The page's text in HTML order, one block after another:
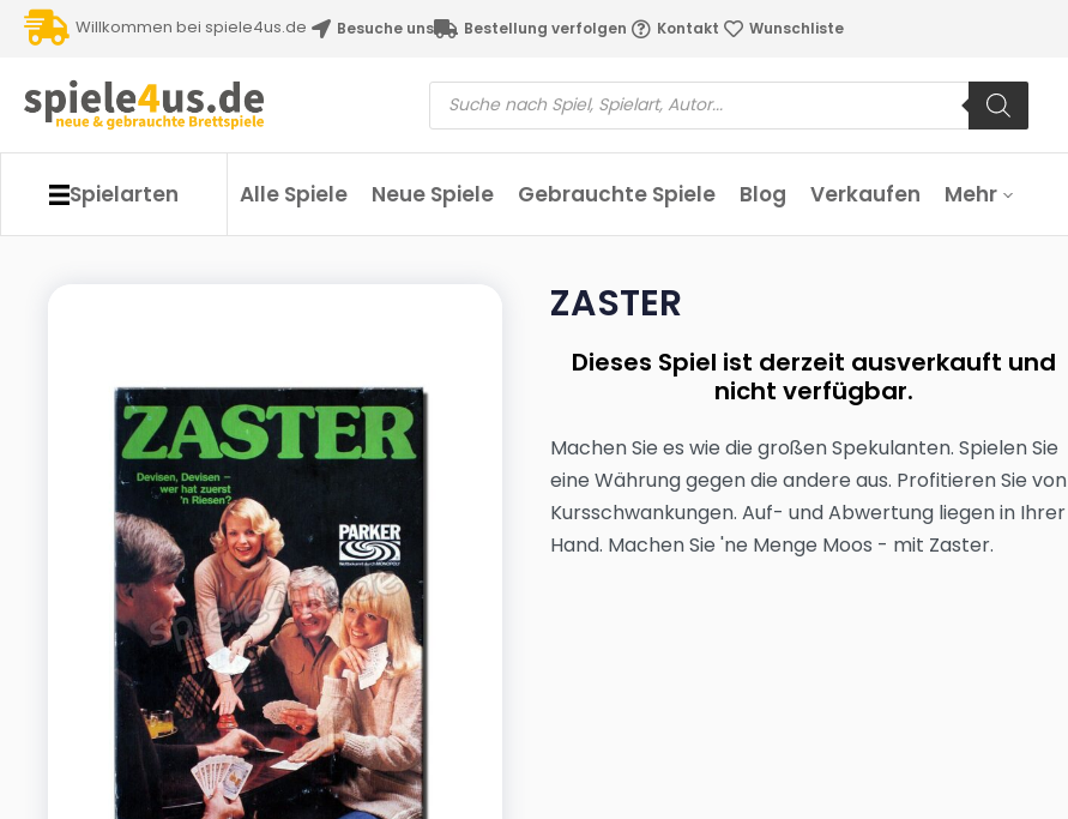
Willkommen bei spiele4us.de Besuche uns Bestellung verfolgen Kontakt Wunschliste
Spielarten Alle Spiele Neue Spiele Gebrauchte Spiele Blog Verkaufen Mehr
ZASTER
Dieses Spiel ist derzeit ausverkauft und
nicht verfügbar.
Machen Sie es wie die großen Spekulanten. Spielen Sie
eine Währung gegen die andere aus. Profitieren Sie von
Kursschwankungen. Auf- und Abwertung liegen in Ihrer
Hand. Machen Sie 'ne Menge Moos - mit Zaster.